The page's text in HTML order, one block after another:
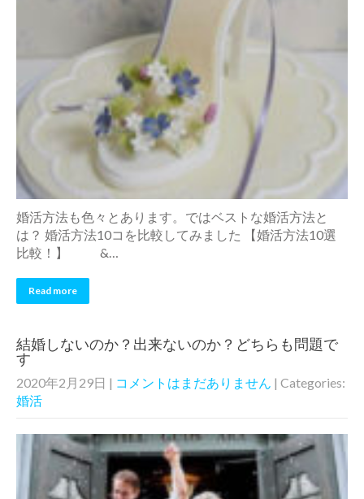
婚活方法も色々とあります。ではベストな婚活方法と
は？ 婚活方法10コを比較してみました 【婚活方法10選
比較！】 &…
Read more
結婚しないのか？出来ないのか？どちらも問題で
す
2020年2月29日 | コメントはまだありません | Categories:
婚活